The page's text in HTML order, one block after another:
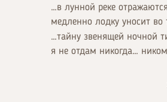
…в лунной реке
медленно лодку уносит во
…тайну звенящей ночной
я не отдам никогда…